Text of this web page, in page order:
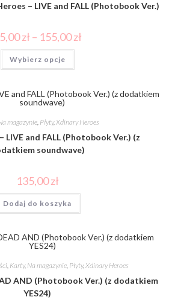
– LIVE and FALL (Photobook Ver.)
zł – 155,00zł
Wybierz opcje
magazynie Płyty, Xdinary Heroes
LIVE and FALL (Photobook Ver.) (z
soundwave)
135,00zł
Dodaj do koszyka
, Karty, Na magazynie, Płyty,Xdinary Heroes
AND (Photobook Ver.) (z dodatkiem
YES24)